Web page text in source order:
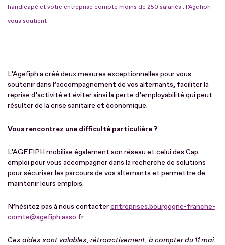
handicapé et votre entreprise compte moins de 250 salariés : l’Agefiph
vous soutient
L’Agefiph a créé deux mesures exceptionnelles pour vous
soutenir dans l’accompagnement de vos alternants, faciliter la
reprise d’activité et éviter ainsi la perte d’employabilité qui peut
résulter de la crise sanitaire et économique.
Vous rencontrez une difficulté particulière ?
L’AGEFIPH mobilise également son réseau et celui des Cap
emploi pour vous accompagner dans la recherche de solutions
pour sécuriser les parcours de vos alternants et permettre de
maintenir leurs emplois.
N’hésitez pas à nous contacterentreprises.bourgogne-franche-
comte@agefiph.asso.fr
Ces aides sont valables, rétroactivement, à compter du 11 mai